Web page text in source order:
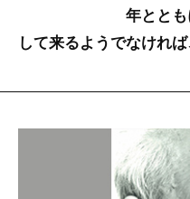
年とともに尊敬
して来るようでなけれ